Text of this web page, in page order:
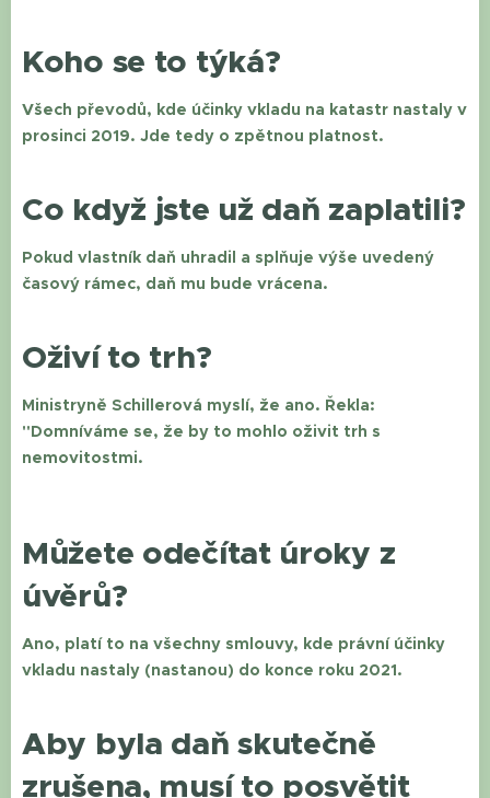
Koho se to týká?
Všech převodů, kde účinky vkladu na katastr nastaly v
prosinci 2019. Jde tedy o zpětnou platnost.
Co když jste už daň zaplatili?
Pokud vlastník daň uhradil a splňuje výše uvedený
časový rámec, daň mu bude vrácena.
Oživí to trh?
Ministryně Schillerová myslí, že ano. Řekla:
"Domníváme se, že by to mohlo oživit trh s
nemovitostmi.
Můžete odečítat úroky z
úvěrů?
Ano, platí to na všechny smlouvy, kde právní účinky
vkladu nastaly (nastanou) do konce roku 2021.
Aby byla daň skutečně
zrušena, musí to posvětit